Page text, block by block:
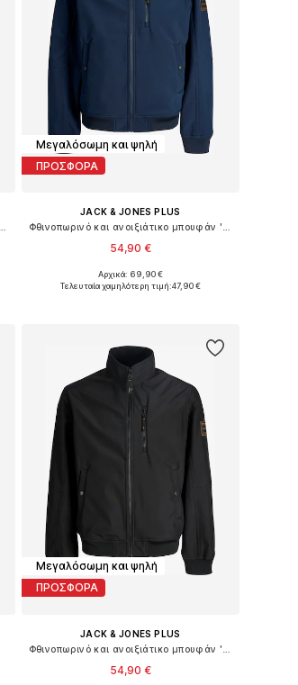
Μεγαλόσωμη και ψηλή
ΠΡΟΣΦΟΡΑ
JACK & JONES PLUS
54,90 €
Αρχικά: 69,90 €
Τελευταία χαμηλότερη τιμή:47,90 €
Μεγαλόσωμη και ψηλή
ΠΡΟΣΦΟΡΑ
JACK & JONES PLUS
54,90 €